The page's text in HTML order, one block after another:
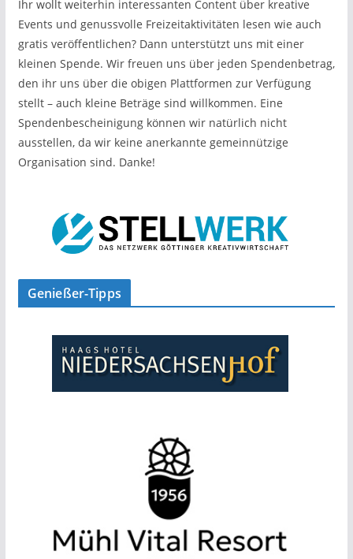
Ihr wollt weiterhin interessanten Content über kreative
Events und genussvolle Freizeitaktivitäten lesen wie auch
gratis veröffentlichen? Dann unterstützt uns mit einer
kleinen Spende. Wir freuen uns über jeden Spendenbetrag,
den ihr uns über die obigen Plattformen zur Verfügung
stellt – auch kleine Beträge sind willkommen. Eine
Spendenbescheinigung können wir natürlich nicht
ausstellen, da wir keine anerkannte gemeinnützige
Organisation sind. Danke!
Genießer-Tipps